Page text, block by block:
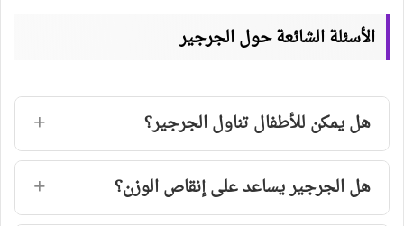
الأسئلة الشائعة حول الجرجير
هل يمكن للأطفال تناول الجرجير؟
هل الجرجير يساعد على إنقاص الوزن؟